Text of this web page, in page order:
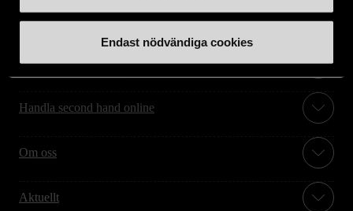
Endast nödvändiga cookies
Stöd oss
Hitta till oss
Handla second hand online
Om oss
Aktuellt